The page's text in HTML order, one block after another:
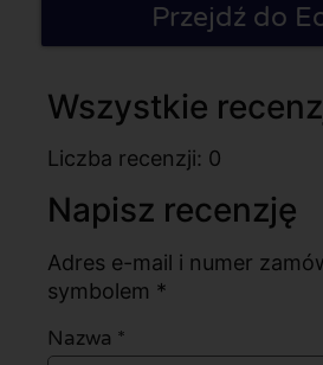
Przejdź do
Wszystkie
Liczba recenzji: 0
Napisz recenzję
Adres e-mail i numer
symbolem *
Nazwa *